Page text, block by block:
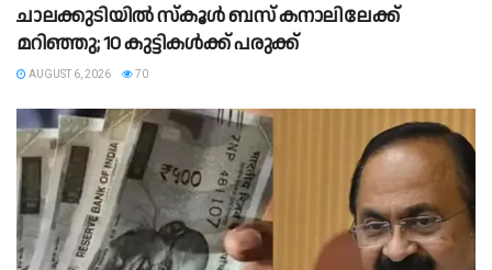
ചാലക്കുടിയില്‍ സ്‌കൂള്‍ ബസ് കനാലിലേക്ക്
മറിഞ്ഞു; 10 കുട്ടികള്‍ക്ക് പരുക്ക്
AUGUST 6, 2026 70